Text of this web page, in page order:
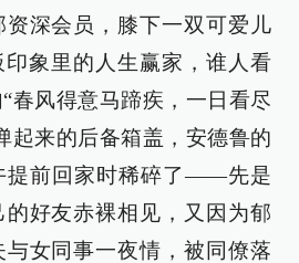
深会员，膝下一双可爱儿
象里的人生赢家，谁人看
春风得意马蹄疾，一日看尽
起来的后备箱盖，安德鲁的
提前回家时稀碎了——先是
的好友赤裸相见，又因为郁
女同事一夜情，被同僚落